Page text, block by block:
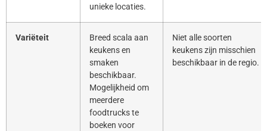
unieke locaties.
Variëteit
Breed scala aan
keukens en
smaken
beschikbaar.
Mogelijkheid om
meerdere
foodtrucks te
boeken voor
Niet alle soorten
keukens zijn misschien
beschikbaar in de regio.